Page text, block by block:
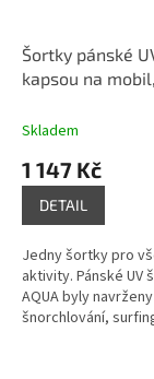
Šortky pánské
kapsou na
Skladem
1 147 Kč
DETAIL
Jedny šortky pro
aktivity. Pánské UV
AQUA byly
šnorchlování,